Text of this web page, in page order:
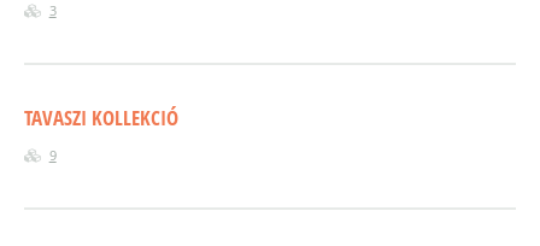
3
TAVASZI KOLLEKCIÓ
9